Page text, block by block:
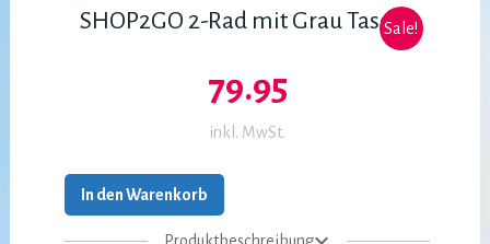
Sale!
SHOP2GO 2-Rad mit Grau Tasche
79.95
inkl. MwSt.
In den Warenkorb